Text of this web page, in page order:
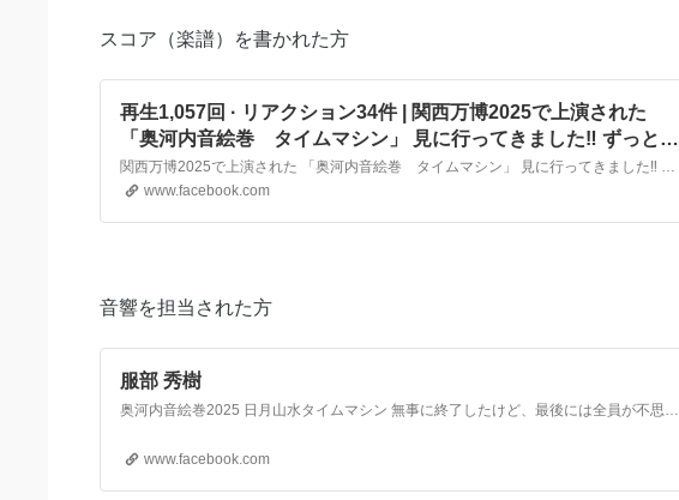
スコア（楽譜）を書かれた方
再生1,057回 · リアクション34件 | 関西万博2025で上演された
「奥河内音絵巻 タイムマシン」 見に行ってきました‼︎ ずっとい
つか観たいと思っていて、 ついに見れる！しかも万博！ 書かせ
てもらった楽譜たちと再会！ 本当に素晴らしい公演。ありがと
うございました😭😭😭 #サキタハヂメ #関西万博 #ブルキナファ
ん #北村成美 #大森ヒデノリ…
関西万博2025で上演された 「奥河内音絵巻 タイムマシン」 見に行ってきました‼︎ ずっといつか観たいと思っていて、 ついに見れる！しかも万博！ 書かせてもらった楽譜たちと再会！ 本当に素晴らしい公演。ありがとうございました😭😭😭 #サキタハヂメ #関西万博 #ブルキナファソ #ピルゼンフィルハーモニー管弦楽団 #PilsenPhill #河内長野市…
www.facebook.com
音響を担当された方
服部 秀樹
奥河内音絵巻2025 日月山水タイムマシン 無事に終了したけど、最後には全員が不思議と一体感を感じる不思議世界でした。 今回は生楽器が多かったのでどうやって音のパズルをはめ込んで行くのか？が肝でした。 お陰様でホールで一番マイクを沢山使ったで賞🏆を頂きました^_^ 沢山のマイクを仕込んでくれた、いつも一緒に音絵巻を作ってくれてる音響部スタッフの皆んなに感謝…
www.facebook.com